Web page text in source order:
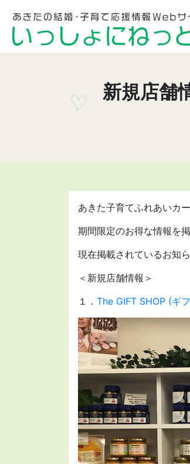
新規店舗
あきた子育てふれあいカ
期間限定のお得な情報を
現在掲載されているお知
＜新規店舗情報＞
１． The GIFT SHOP (ギ